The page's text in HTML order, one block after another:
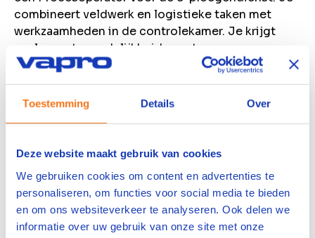
Toestemming Details Over
Deze website maakt gebruik van cookies
We gebruiken cookies om content en advertenties te
personaliseren, om functies voor social media te bieden
en om ons websiteverkeer te analyseren. Ook delen we
informatie over uw gebruik van onze site met onze
combineert veldwerk en logistieke taken met
werkzaamheden in de controlekamer. Je krijgt
veel verantwoordelijkheid, een team van ervaren
collega's om op terug te vallen en volop kansen
om jezelf breed te ontwikkelen.
Machine Operator
Farmsum
4000 per maand